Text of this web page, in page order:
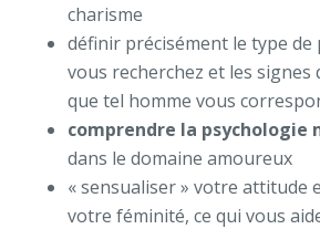
charisme
définir précisément le type
vous recherchez et les signes
que tel homme vous
comprendre la psychologie
dans le domaine amoureux
« sensualiser » votre attitude
votre féminité, ce qui vous